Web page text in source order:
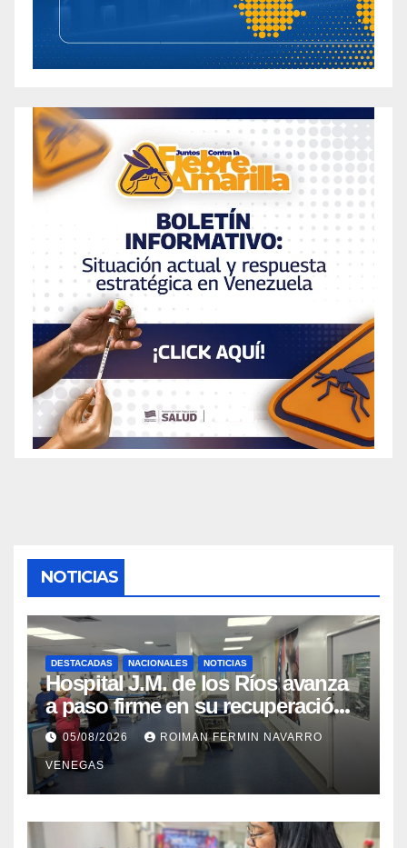
NOTICIAS
DESTACADAS NACIONALES NOTICIAS
Hospital J.M. de los Ríos avanza
a paso firme en su recuperación
tras los recientes eventos
sísmicos
05/08/2026 ROIMAN FERMIN NAVARRO
VENEGAS